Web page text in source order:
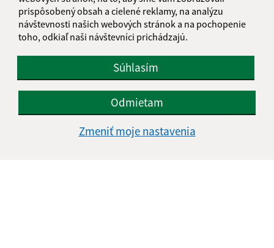
prispôsobený obsah a cielené reklamy, na analýzu
návštevnosti našich webových stránok a na pochopenie
toho, odkiaľ naši návštevníci prichádzajú.
Súhlasím
Odmietam
Zmeniť moje nastavenia
IČO: 00328502